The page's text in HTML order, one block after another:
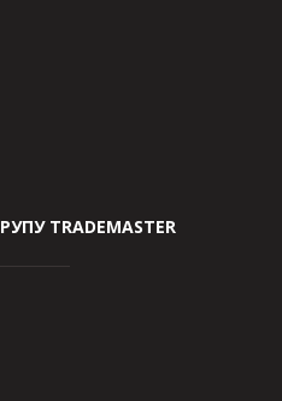
TRADEMASTER